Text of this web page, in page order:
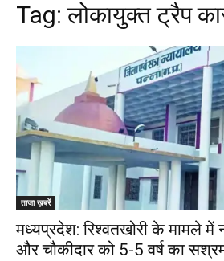
Tag:लोकायुक्त ट्रैप
ताजा ख़बरें
मध्यप्रदेश: रिश्वतखोरी के मामले में
और चौकीदार को 5-5 वर्ष का